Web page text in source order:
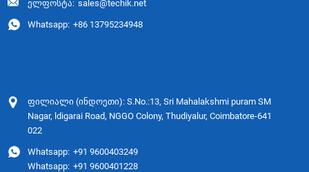
ელფოსტა: sales@techik.net
Whatsapp: +86 13795234948
ფილიალი (ინდოეთი): S.No.:13, Sri Mahalakshmi puram SM
Nagar, ldigarai Road, NGGO Colony, Thudiyalur, Coimbatore-641
022
Whatsapp: +91 9600403249
Whatsapp: +91 9600401228